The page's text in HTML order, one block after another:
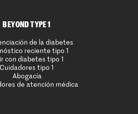
BEYOND TYPE 1
de la diabetes
reciente tipo 1
con diabetes tipo 1
Cuidadores tipo 1
Abogacía
de atención médica